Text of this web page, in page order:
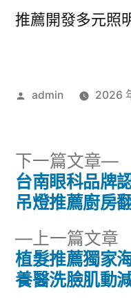
推薦開發多元照
作
admin 2026
文
導
覽
上一篇文章
植髮推薦獨家
養醫洗臉肌動
下一篇文章
下
台南眼科品牌
吊燈推薦廚房